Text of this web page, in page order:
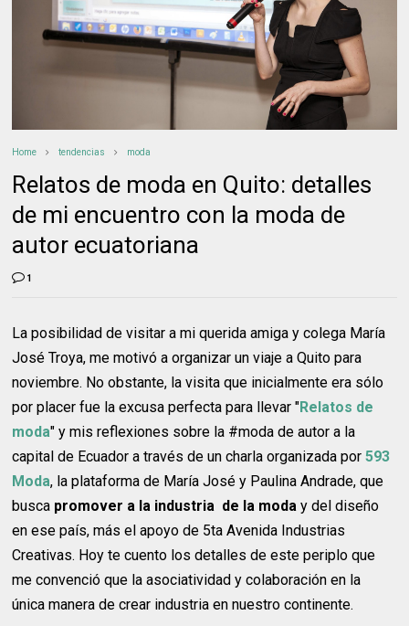
Home tendencias moda
Relatos de moda en Quito: detalles
de mi encuentro con la moda de
autor ecuatoriana
1
La posibilidad de visitar a mi querida amiga y colega María
José Troya, me motivó a organizar un viaje a Quito para
noviembre. No obstante, la visita que inicialmente era sólo
por placer fue la excusa perfecta para llevar "Relatos de
moda" y mis reflexiones sobre la #moda de autor a la
capital de Ecuador a través de un charla organizada por593
Moda, la plataforma de María José y Paulina Andrade, que
busca promover a la industria de la moda y del diseño
en ese país, más el apoyo de 5ta Avenida Industrias
Creativas. Hoy te cuento los detalles de este periplo que
me convenció que la asociatividad y colaboración en la
única manera de crear industria en nuestro continente.